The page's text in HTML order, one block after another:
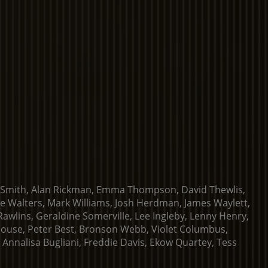
Alan Rickman, Emma Thompson, David Thewlis,
Mark Williams, Josh Herdman, James Waylett,
Geraldine Somerville, Lee Ingleby, Lenny Henry,
Peter Best, Bronson Webb, Violet Columbus,
Bugliani, Freddie Davis, Ekow Quartey, Tess